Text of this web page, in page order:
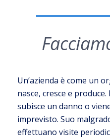
Un’azienda è come un
nasce, cresce e
subisce un danno o
imprevisto. Suo
effettuano visite